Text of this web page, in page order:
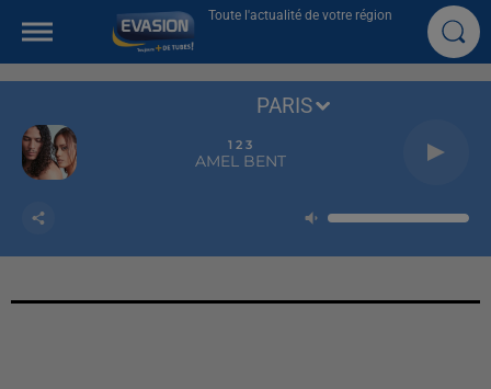
Toute l'actualité de votre région
1 2 3
AMEL BENT
PARIS